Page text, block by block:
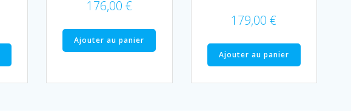
176,00 €
Ajouter au panier
179,00€
Ajouter au panier